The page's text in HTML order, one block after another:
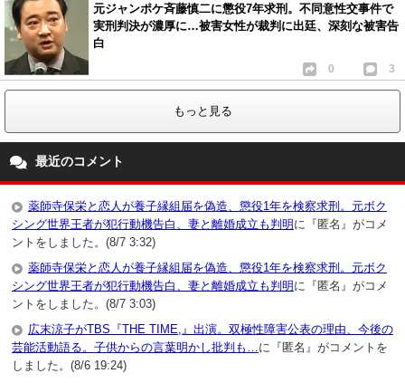
元ジャンポケ斉藤慎二に懲役7年求刑。不同意性交事件で
実刑判決が濃厚に…被害女性が裁判に出廷、深刻な被害告
白
0 3
もっと見る
最近のコメント
薬師寺保栄と恋人が養子縁組届を偽造、懲役1年を検察求刑。元ボク
シング世界王者が犯行動機告白、妻と離婚成立も判明 に『匿名』がコメ
ントをしました。(8/7 3:32)
薬師寺保栄と恋人が養子縁組届を偽造、懲役1年を検察求刑。元ボク
シング世界王者が犯行動機告白、妻と離婚成立も判明 に『匿名』がコメ
ントをしました。(8/7 3:03)
広末涼子がTBS『THE TIME,』出演。双極性障害公表の理由、今後の
芸能活動語る。子供からの言葉明かし批判も…に『匿名』がコメントを
しました。(8/6 19:24)